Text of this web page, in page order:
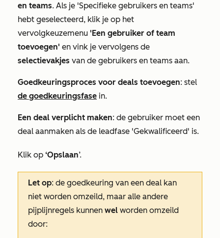
en teams. Als je 'Specifieke gebruikers en teams'
hebt geselecteerd, klik je op het
vervolgkeuzemenu 'Een gebruiker of team
toevoegen' en vink je vervolgens de
selectievakjes van de gebruikers en teams aan.
Goedkeuringsproces voor deals toevoegen: stel
de goedkeuringsfase in.
Een deal verplicht maken: de gebruiker moet een
deal aanmaken als de leadfase 'Gekwalificeerd' is.
Klik op ‘Opslaan’.
Let op: de goedkeuring van een deal kan
niet worden omzeild, maar alle andere
pijplijnregels kunnen wel worden omzeild
door: